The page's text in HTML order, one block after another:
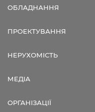
ОБЛАДНАННЯ
ПРОЕКТУВАННЯ
НЕРУХОМІСТЬ
МЕДІА
ОРГАНІЗАЦІЇ